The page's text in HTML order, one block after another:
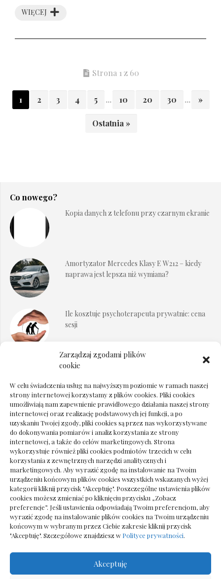
Zarządzaj zgodami plików
cookie
W celu świadczenia usług na najwyższym poziomie w ramach naszej
strony internetowej korzystamy z plików cookies. Pliki cookies
umożliwiają nam zapewnienie prawidłowego działania naszej strony
internetowej oraz realizację podstawowych jej funkcji, a po
uzyskaniu Twojej zgody, pliki cookies są przez nas wykorzystywane
do dokonywania pomiarów i analiz korzystania ze strony
internetowej, a także do celów marketingowych. Strona
wykorzystuje również pliki cookies podmiotów trzecich w celu
korzystania z zewnętrznych narzędzi analitycznych i
marketingowych. Aby wyrazić zgodę na instalowanie na Twoim
urządzeniu końcowym plików cookies wszystkich wskazanych wyżej
kategorii kliknij przycisk "Akceptuję". Poszczególne ustawienia plików
cookies możesz zmieniać po kliknięciu przycisku „Zobacz
preferencje”. Jeśli ustawienia odpowiadają Twoim preferencjom, aby
wyrazić zgodę na instalowanie plików cookies na Twoim urządzeniu
końcowym w wybranym przez Ciebie zakresie kliknij przycisk
"Akceptuję". Szczegółowe znajdziesz w Polityce prywatności.
Akceptuję
WIĘCEJ
Strona 1 z 60
1 2 3 4 5 ... 10 20 30 ... »
Ostatnia »
Co nowego?
Kopia danych z telefonu przy czarnym ekranie
Amortyzator Mercedes Klasy E W212 – kiedy
naprawa jest lepsza niż wymiana?
Ile kosztuje psychoterapeuta prywatnie: cena
sesji
Dokumenty do odbioru przy zmianie biura
Deska podłogowa do salonu: jak wybrać bez
pośpiechu